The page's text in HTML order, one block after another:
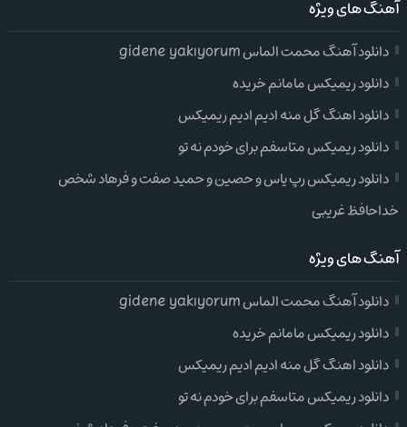
آهنگ های ویژه
دانلود آهنگ محمت الماس gidene yakıyorum
دانلود ریمیکس مامانم خریده
دانلود اهنگ گل منه ادیم ادیم ریمیکس
دانلود ریمیکس متاسفم برای خودم نه تو
دانلود ریمیکس رپ یاس و حصین و حمید صفت و فرهاد شخص
خداحافظ غریبی
آهنگ های ویژه
دانلود آهنگ محمت الماس gidene yakıyorum
دانلود ریمیکس مامانم خریده
دانلود اهنگ گل منه ادیم ادیم ریمیکس
دانلود ریمیکس متاسفم برای خودم نه تو